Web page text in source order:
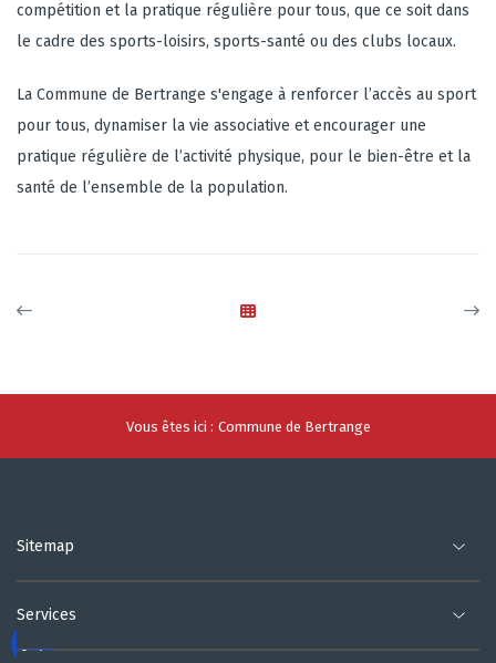
compétition et la pratique régulière pour tous, que ce soit dans
le cadre des sports-loisirs, sports-santé ou des clubs locaux.
La Commune de Bertrange s'engage à renforcer l’accès au sport
pour tous, dynamiser la vie associative et encourager une
pratique régulière de l’activité physique, pour le bien-être et la
santé de l’ensemble de la population.
Vous êtes ici : Commune de Bertrange
Sitemap
Services